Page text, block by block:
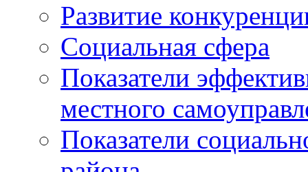
Развитие
Социальная сфера
Показатели
местного
Показатели